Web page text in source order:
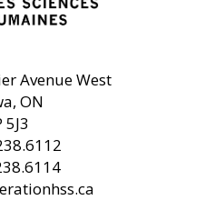
Avenue West
ON
5J3